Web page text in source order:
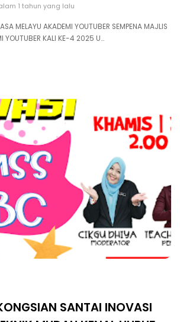
1 tahun yang lalu
MELAYU AKADEMI YOUTUBER SEMPENA MAJLIS
YOUTUBER KALI KE-4 2025 U…
SANTAI INOVASI